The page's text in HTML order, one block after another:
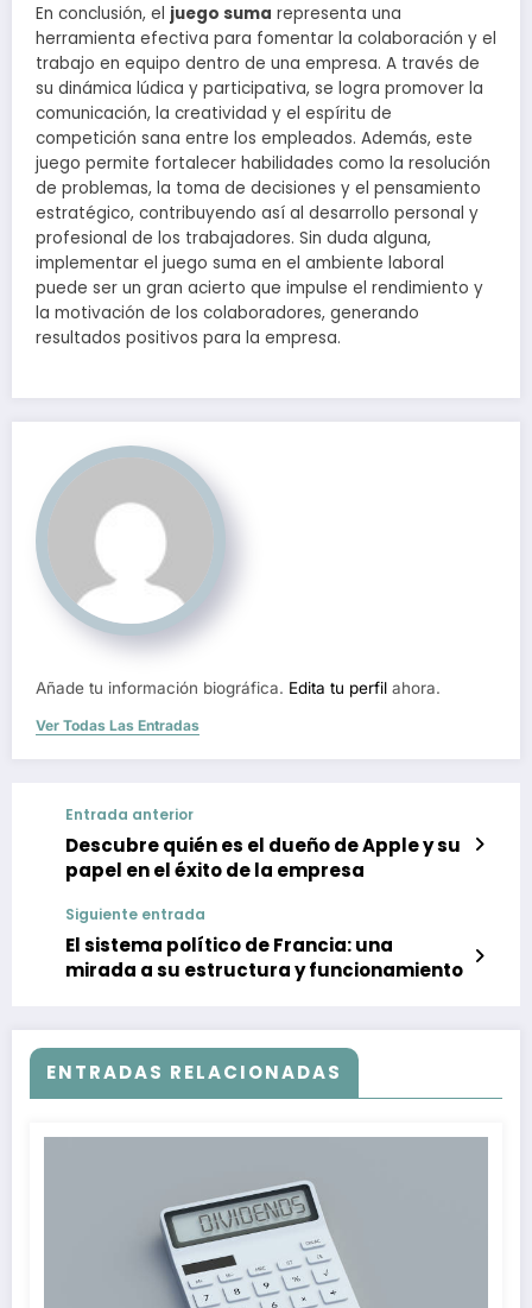
En conclusión, el juego suma representa una
herramienta efectiva para fomentar la colaboración y el
trabajo en equipo dentro de una empresa. A través de
su dinámica lúdica y participativa, se logra promover la
comunicación, la creatividad y el espíritu de
competición sana entre los empleados. Además, este
juego permite fortalecer habilidades como la resolución
de problemas, la toma de decisiones y el pensamiento
estratégico, contribuyendo así al desarrollo personal y
profesional de los trabajadores. Sin duda alguna,
implementar el juego suma en el ambiente laboral
puede ser un gran acierto que impulse el rendimiento y
la motivación de los colaboradores, generando
resultados positivos para la empresa.
Añade tu información biográfica. Edita tu perfil ahora.
Ver Todas Las Entradas
Entrada anterior
Descubre quién es el dueño de Apple y su
papel en el éxito de la empresa
Siguiente entrada
El sistema político de Francia: una
mirada a su estructura y funcionamiento
ENTRADAS RELACIONADAS